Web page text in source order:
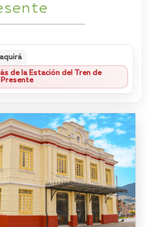
de la Estación del Tren de